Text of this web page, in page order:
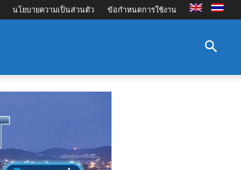
นโยบายความเป็นส่วนตัว ข้อกำหนดการใช้งาน